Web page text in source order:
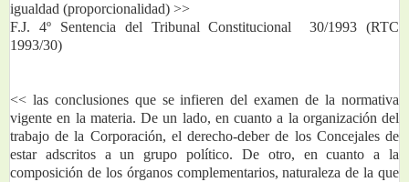
igualdad (proporcionalidad) >>
F.J. 4º Sentencia del Tribunal Constitucional  30/1993 (RTC
1993/30)
<< las conclusiones que se infieren del examen de la normativa
vigente en la materia. De un lado, en cuanto a la organización del
trabajo de la Corporación, el derecho-deber de los Concejales de
estar adscritos a un grupo político. De otro, en cuanto a la
composición de los órganos complementarios, naturaleza de la que